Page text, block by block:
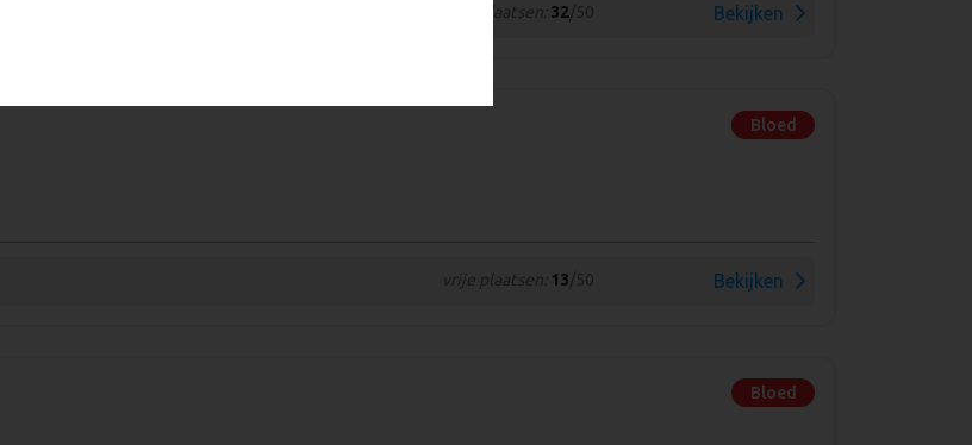
vrije plaatsen: 32/50 Bekijken
Bloed
vrije plaatsen: 13/50 Bekijken
Bloed